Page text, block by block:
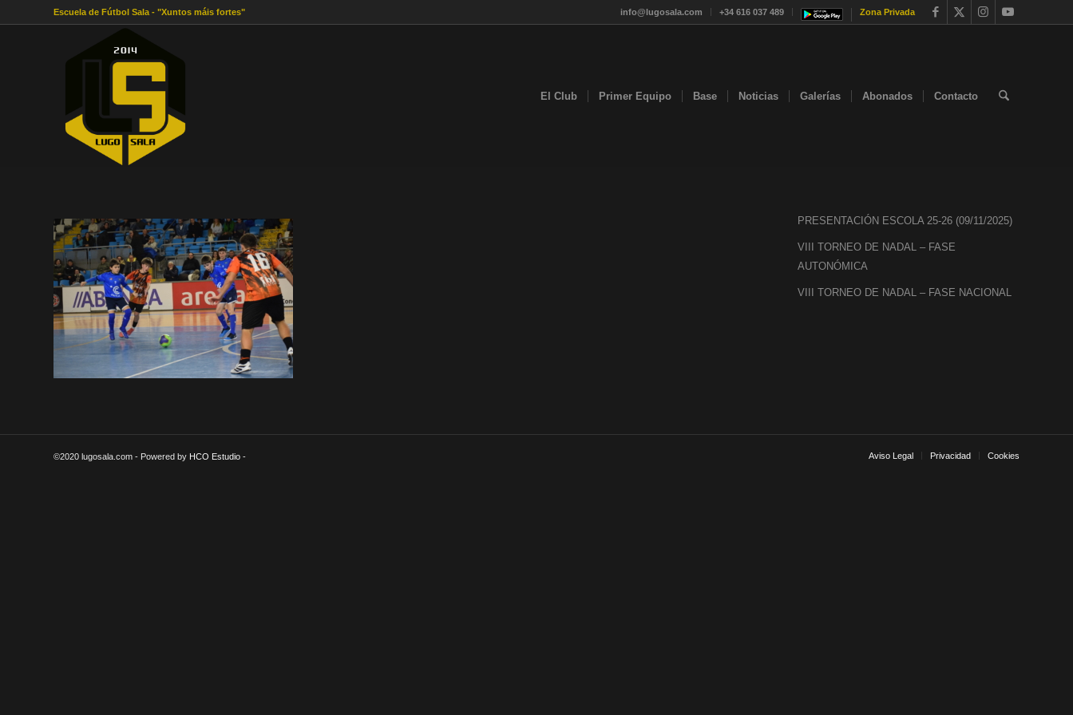
info@lugosala.com +34 616 037 489 Zona Privada
Escuela de Fútbol Sala - "Xuntos máis fortes"
El Club Primer Equipo Base Noticias Galerías Abonados Contacto
PRESENTACIÓN ESCOLA 25-26 (09/11/2025)
VIII TORNEO DE NADAL – FASE
AUTONÓMICA
VIII TORNEO DE NADAL – FASE NACIONAL
©2020 lugosala.com - Powered by HCO Estudio - Aviso Legal Privacidad Cookies